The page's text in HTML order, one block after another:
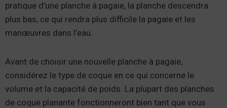
pratique d’une planche à pagaie, la planche descendra
plus bas, ce qui rendra plus difficile la pagaie et les
manœuvres dans l’eau.
Avant de choisir une nouvelle planche à pagaie,
considérez le type de coque en ce qui concerne le
volume et la capacité de poids. La plupart des planches
de coque planante fonctionneront bien tant que vous